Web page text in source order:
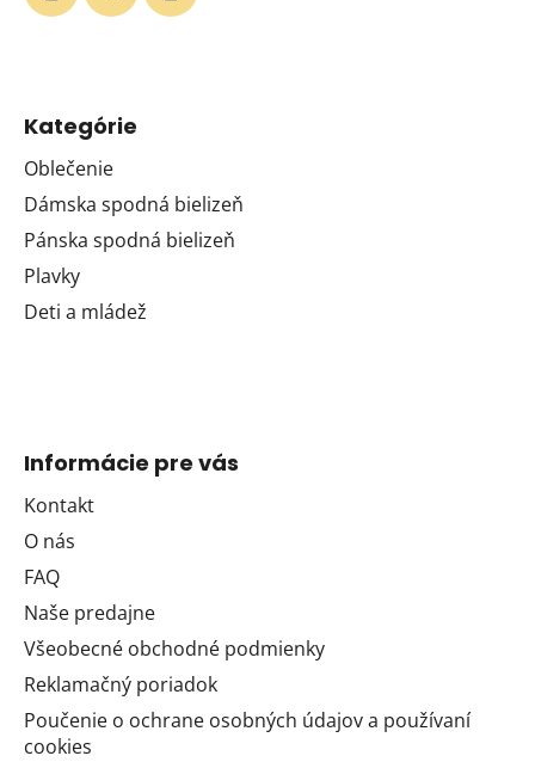
Kategórie
Oblečenie
Dámska spodná bielizeň
Pánska spodná bielizeň
Plavky
Deti a mládež
Informácie pre vás
Kontakt
O nás
FAQ
Naše predajne
Všeobecné obchodné podmienky
Reklamačný poriadok
Poučenie o ochrane osobných údajov a používaní
cookies